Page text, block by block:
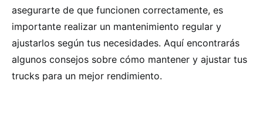
asegurarte de que funcionen correctamente, es
importante realizar un mantenimiento regular y
ajustarlos según tus necesidades. Aquí encontrarás
algunos consejos sobre cómo mantener y ajustar tus
trucks para un mejor rendimiento.